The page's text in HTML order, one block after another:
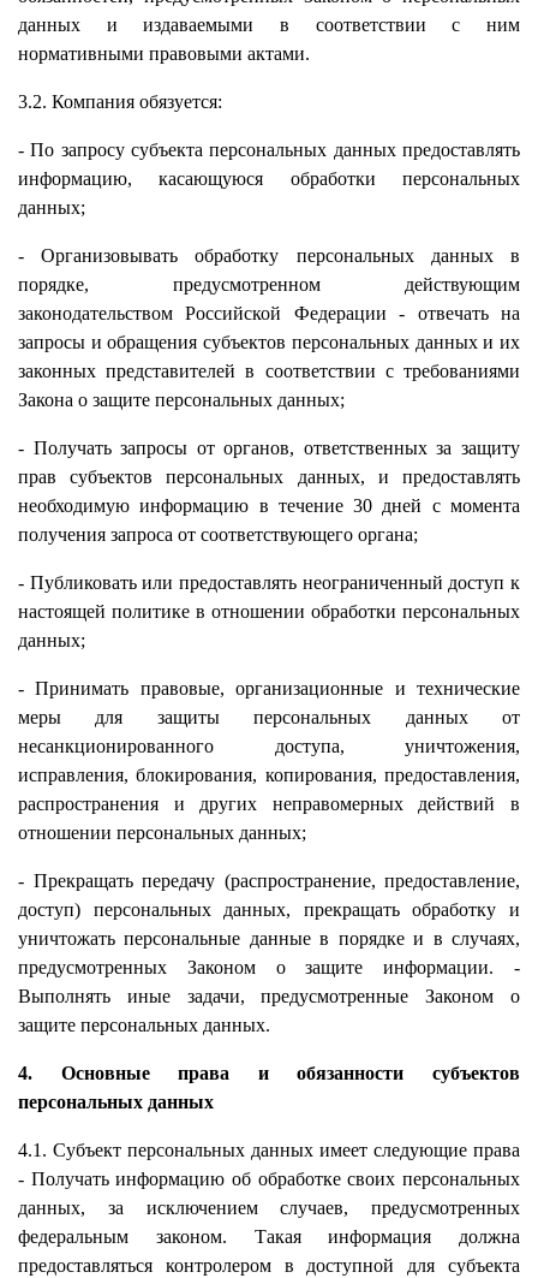
данных и издаваемыми в соответствии с ним
нормативными правовыми актами.
3.2. Компания обязуется:
- По запросу субъекта персональных данных предоставлять
информацию, касающуюся обработки персональных
данных;
- Организовывать обработку персональных данных в
порядке, предусмотренном действующим
законодательством Российской Федерации - отвечать на
запросы и обращения субъектов персональных данных и их
законных представителей в соответствии с требованиями
Закона о защите персональных данных;
- Получать запросы от органов, ответственных за защиту
прав субъектов персональных данных, и предоставлять
необходимую информацию в течение 30 дней с момента
получения запроса от соответствующего органа;
- Публиковать или предоставлять неограниченный доступ к
настоящей политике в отношении обработки персональных
данных;
- Принимать правовые, организационные и технические
меры для защиты персональных данных от
несанкционированного доступа, уничтожения,
исправления, блокирования, копирования, предоставления,
распространения и других неправомерных действий в
отношении персональных данных;
- Прекращать передачу (распространение, предоставление,
доступ) персональных данных, прекращать обработку и
уничтожать персональные данные в порядке и в случаях,
предусмотренных Законом о защите информации. -
Выполнять иные задачи, предусмотренные Законом о
защите персональных данных.
4. Основные права и обязанности субъектов
персональных данных
4.1. Субъект персональных данных имеет следующие права
- Получать информацию об обработке своих персональных
данных, за исключением случаев, предусмотренных
федеральным законом. Такая информация должна
предоставляться контролером в доступной для субъекта